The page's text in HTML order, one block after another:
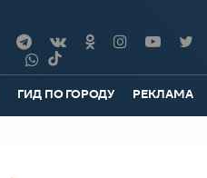
ГИД ПО ГОРОДУ РЕКЛАМА